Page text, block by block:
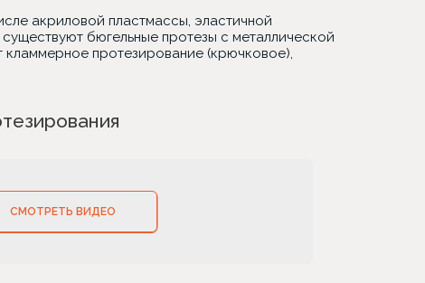
акриловой пластмассы, эластичной
бюгельные протезы с металлической
протезирование (крючковое),
СМОТРЕТЬ ВИДЕО